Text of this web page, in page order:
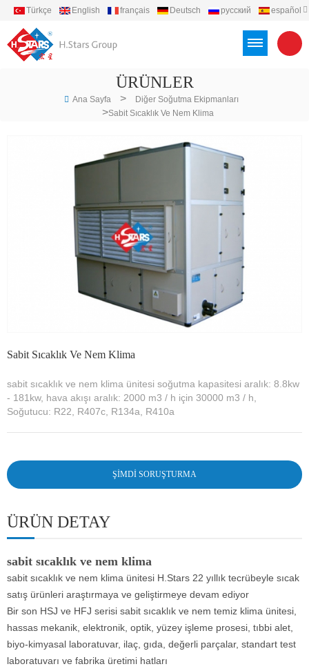
Türkçe English français Deutsch русский
español
ÜRÜNLER
Ana Sayfa > Diğer Soğutma Ekipmanları
>Sabit Sıcaklık Ve Nem Klima
Sabit Sıcaklık Ve Nem Klima
sabit sıcaklık ve nem klima ünitesi soğutma kapasitesi aralık: 8.8kw
- 181kw, hava akışı aralık: 2000 m3 / h için 30000 m3 / h,
Soğutucu: R22, R407c, R134a, R410a
ŞIMDI SORUŞTURMA
ÜRÜN DETAY
sabit sıcaklık ve nem klima
sabit sıcaklık ve nem klima ünitesi H.Stars 22 yıllık tecrübeyle sıcak
satış ürünleri araştırmaya ve geliştirmeye devam ediyor
Bir son HSJ ve HFJ serisi sabit sıcaklık ve nem temiz klima ünitesi,
hassas mekanik, elektronik, optik, yüzey işleme prosesi, tıbbi alet,
biyo-kimyasal laboratuvar, ilaç, gıda, değerli parçalar, standart test
laboratuvarı ve fabrika üretimi hatları